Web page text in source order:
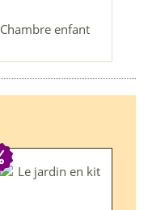
Chambre enfant